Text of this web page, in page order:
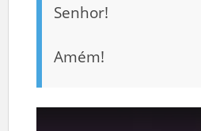
Senhor!
Amém!